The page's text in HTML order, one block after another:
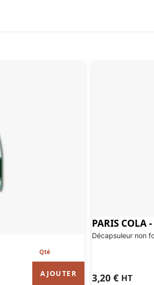
AJOUTER
PARIS COLA
Décapsuleur non
3,20€ HT